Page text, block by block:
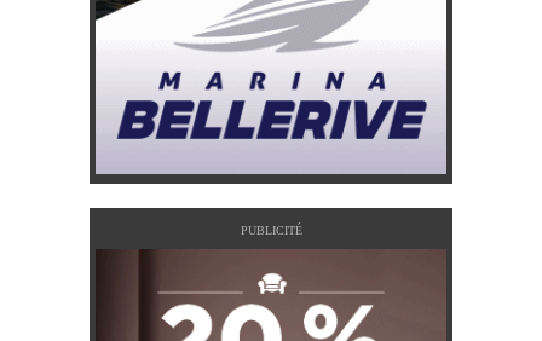
PUBLICITÉ